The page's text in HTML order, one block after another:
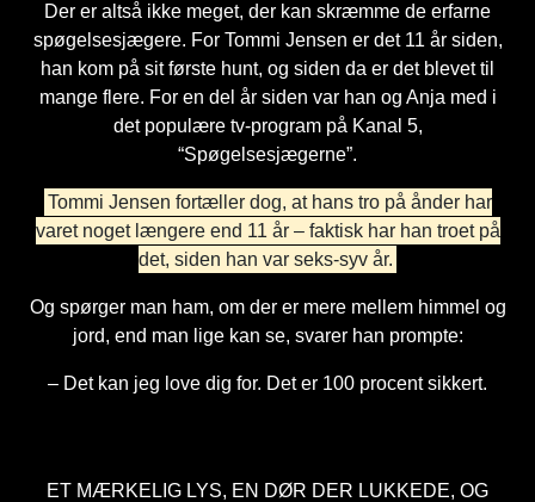
Der er altså ikke meget, der kan skræmme de erfarne
spøgelsesjægere. For Tommi Jensen er det 11 år siden,
han kom på sit første hunt, og siden da er det blevet til
mange flere. For en del år siden var han og Anja med i
det populære tv-program på Kanal 5,
“Spøgelsesjægerne”.
Tommi Jensen fortæller dog, at hans tro på ånder har
varet noget længere end 11 år – faktisk har han troet på
det, siden han var seks-syv år.
Og spørger man ham, om der er mere mellem himmel og
jord, end man lige kan se, svarer han prompte:
– Det kan jeg love dig for. Det er 100 procent sikkert.
ET MÆRKELIG LYS, EN DØR DER LUKKEDE, OG